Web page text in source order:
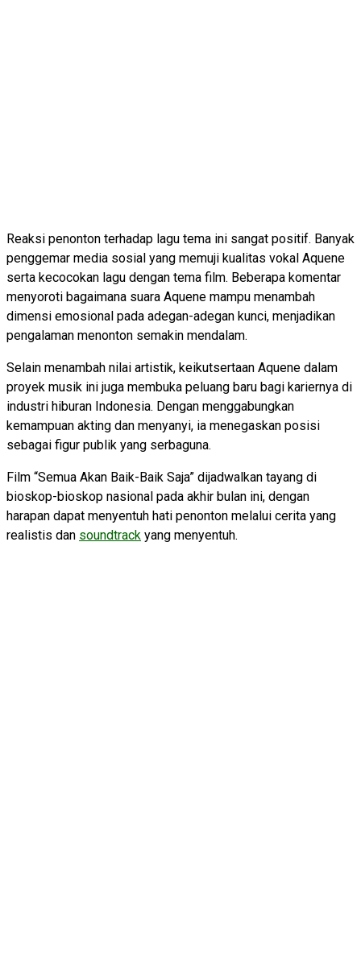
Reaksi penonton terhadap lagu tema ini sangat positif. Banyak
penggemar media sosial yang memuji kualitas vokal Aquene
serta kecocokan lagu dengan tema film. Beberapa komentar
menyoroti bagaimana suara Aquene mampu menambah
dimensi emosional pada adegan-adegan kunci, menjadikan
pengalaman menonton semakin mendalam.
Selain menambah nilai artistik, keikutsertaan Aquene dalam
proyek musik ini juga membuka peluang baru bagi kariernya di
industri hiburan Indonesia. Dengan menggabungkan
kemampuan akting dan menyanyi, ia menegaskan posisi
sebagai figur publik yang serbaguna.
Film “Semua Akan Baik-Baik Saja” dijadwalkan tayang di
bioskop-bioskop nasional pada akhir bulan ini, dengan
harapan dapat menyentuh hati penonton melalui cerita yang
realistis dan soundtrack yang menyentuh.